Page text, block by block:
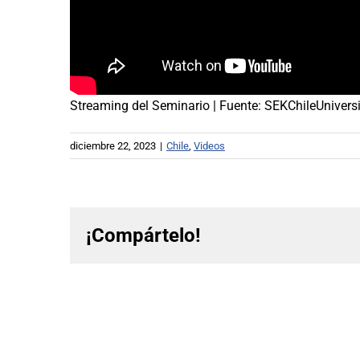
Streaming del Seminario | Fuente:
diciembre 22, 2023 | Chile Videos
¡Compártelo!